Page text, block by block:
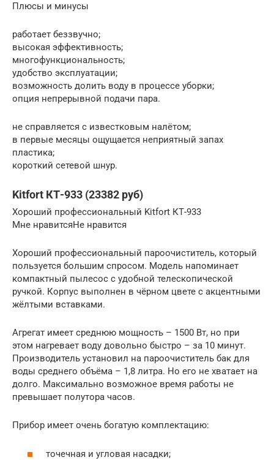
Плюсы и минусы
работает беззвучно;
высокая эффективность;
многофункциональность;
удобство эксплуатации;
возможность долить воду в процессе уборки;
опция непрерывной подачи пара.
не справляется с известковым налётом;
в первые месяцы ощущается неприятный запах
пластика;
короткий сетевой шнур.
Kitfort КТ-933 (23382 руб)
Хороший профессиональный Kitfort КТ-933
Мне нравитсяНе нравится
Хороший профессиональный пароочиститель, который
пользуется большим спросом. Модель напоминает
компактный пылесос с удобной телескопической
ручкой. Корпус выполнен в чёрном цвете с акцентными
жёлтыми вставками.
Агрегат имеет среднюю мощность – 1500 Вт, но при
этом нагревает воду довольно быстро – за 10 минут.
Производитель установил на пароочиститель бак для
воды среднего объёма – 1,8 литра. Но его не хватает на
долго. Максимально возможное время работы не
превышает полутора часов.
Прибор имеет очень богатую комплектацию:
точечная и угловая насадки;